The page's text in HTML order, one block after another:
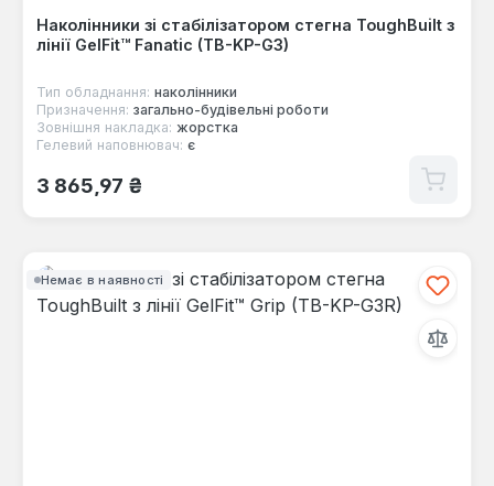
Наколінники зі стабілізатором стегна ToughBuilt з
лінії GelFit™ Fanatic (TB-KP-G3)
Тип обладнання: наколінники
Призначення: загально-будівельні роботи
Зовнішня накладка: жорстка
Гелевий наповнювач: є
Звичайна ціна:
3 865,97 ₴
Немає в наявності